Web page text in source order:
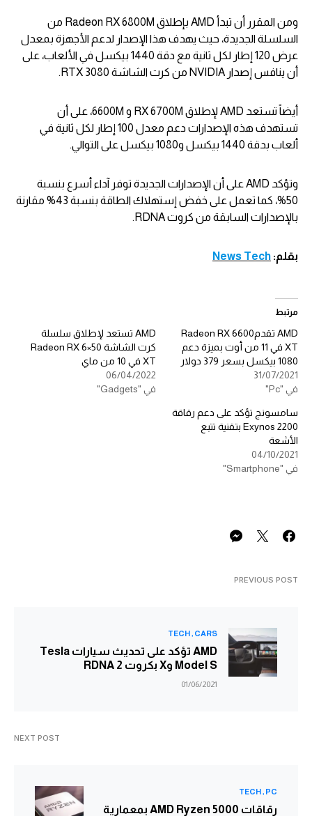
ومن المقرر أن تبدأ AMD بإطلاق Radeon RX 6800M من
السلسلة الجديدة، حيث يهدف هذا الإصدار لدعم الأجهزة بمعدل
عرض 120 إطار لكل ثانية مع دقة 1440 بيكسل في الألعاب، على
أن ينافس إصدار NVIDIA من كرت الشاشة RTX 3080.
أيضاً تستعد AMD لإطلاق RX 6700M و 6600M، على أن
تستهدف هذه الإصدارات دعم معدل 100 إطار لكل ثانية في
ألعاب بدقة 1440 بيكسل و1080 بيكسل على التوالي.
وتؤكد AMD على أن الإصدارات الجديدة توفر آداء أسرع بنسبة
50%، كما تعمل على خفض إستهلاك الطاقة بنسبة 43% مقارنة
بالإصدارات السابقة من كروت RDNA.
بقلم: News Tech
مرتبط
AMD تقدمRadeon RX 6600
XT في 11 من أوت بميزة دعم
1080 بيكسل بسعر 379 دولار
31/07/2021
في "Pc"
AMD تستعد لإطلاق سلسلة
كرت الشاشة Radeon RX 6×50
XT في 10 من ماي
06/04/2022
في "Gadgets"
سامسونج تؤكد على دعم رقاقة
Exynos 2200 بتقنية تتبع
الأشعة
04/10/2021
في "Smartphone"
PREVIOUS POST
CARS
TECH
AMD تؤكد على تحديث سيارات Tesla
Model S وX بكروت RDNA 2
01/06/2021
NEXT POST
PC
TECH
رقاقات AMD Ryzen 5000 بمعمارية